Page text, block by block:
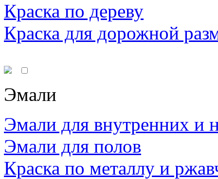
Краска по дереву
Краска для дорожной
Эмали
Эмали для внутренних и
Эмали для полов
Краска по металлу и